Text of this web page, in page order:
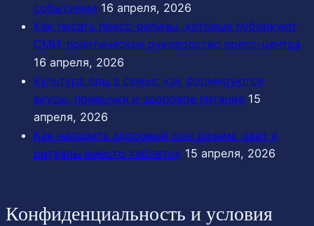
событиями 16 апреля, 2026
Как писать пресс-релизы, которые публикуют
СМИ: практическое руководство пресс-центра
16 апреля, 2026
Культура еды в семье: как формируются
вкусы, привычки и здоровое питание 15
апреля, 2026
Как наладить здоровый сон: режим, свет и
ритуалы вместо таблеток 15 апреля, 2026
Конфиденциальность и условия